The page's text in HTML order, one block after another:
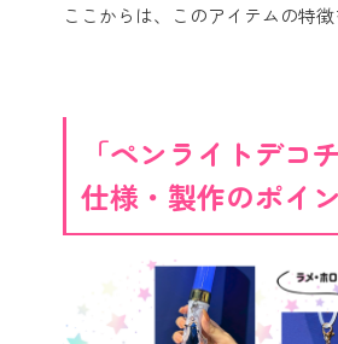
ここからは、このアイテムの特徴
「ペンライトデコ
仕様・製作のポイ